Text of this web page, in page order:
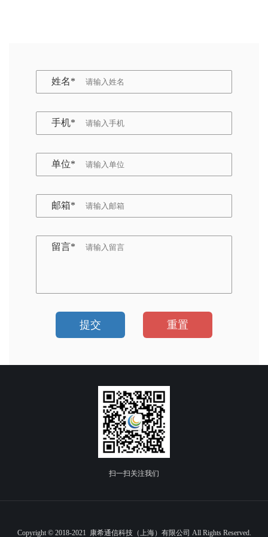
姓名*
手机*
单位*
邮箱*
留言*
提交 重置
扫一扫关注我们
Copyright © 2018-2021 康希通信科技（上海）有限公司 All Rights Reserved.